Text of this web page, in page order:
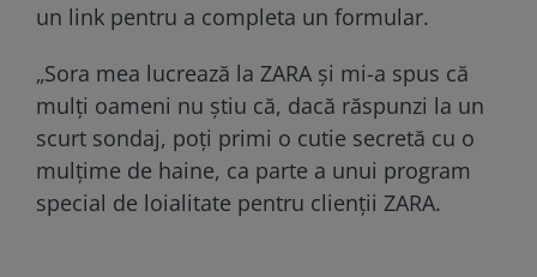
un link pentru a completa un formular.
„Sora mea lucrează la ZARA și mi-a spus că
mulți oameni nu știu că, dacă răspunzi la un
scurt sondaj, poți primi o cutie secretă cu o
mulțime de haine, ca parte a unui program
special de loialitate pentru clienții ZARA.